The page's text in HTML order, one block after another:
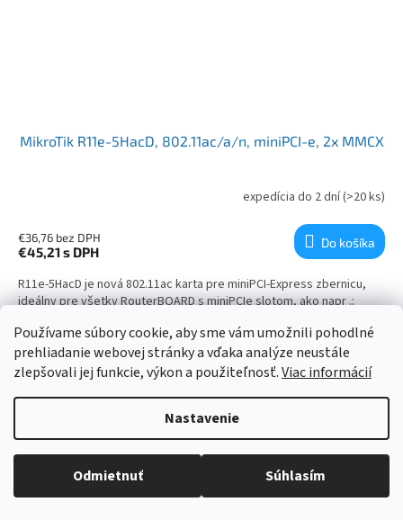
Používame súbory cookie, aby sme vám umožnili pohodlné
prehliadanie webovej stránky a vďaka analýze neustále
zlepšovali jej funkcie, výkon a použiteľnosť.Viac informácií
Nastavenie
Odmietnuť Súhlasím
MikroTik R11e-5HacD, 802.11ac/a/n, miniPCI-e, 2x MMCX
expedícia do 2 dní(>20 ks)
€36,76 bez DPH
€45,21 s DPH
Do košíka
R11e-5HacD je nová 802.11ac karta pre miniPCI-Express zbernicu,
ideálny pre všetky RouterBOARD s miniPCIe slotom, ako napr .:
Kód:52607204414